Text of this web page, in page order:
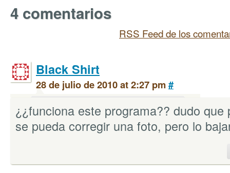
4 comentarios
RSS Feed de los
Black Shirt
28 de julio de 2010 at 2:27 pm#
¿¿funciona este programa?? dudo que
se pueda corregir una foto, pero lo